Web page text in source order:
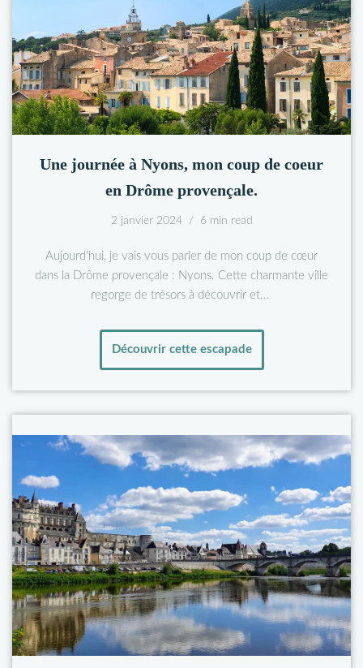
Une journée à Nyons, mon coup de coeur
en Drôme provençale.
2 janvier 2024 6 min read
Aujourd’hui, je vais vous parler de mon coup de cœur
dans la Drôme provençale : Nyons. Cette charmante ville
regorge de trésors à découvrir et…
Découvrir cette escapade